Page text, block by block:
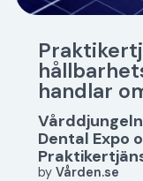
handlar
Dental Expo
byVården.se